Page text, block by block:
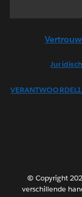
Juridisch
© Copyright
verschillende